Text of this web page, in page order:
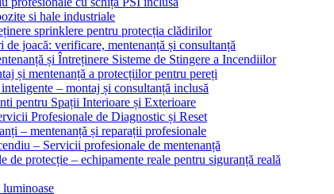
si hale industriale
sprinklere pentru protecția clădirilor
joacă: verificare, mentenanță și consultanță
și Întreținere Sisteme de Stingere a Incendiilor
și mentenanță a protecțiilor pentru pereți
– montaj și consultanță inclusă
pentru Spații Interioare și Exterioare
Profesionale de Diagnostic și Reset
– mentenanță și reparații profesionale
– Servicii profesionale de mentenanță
de protecție – echipamente reale pentru siguranță reală